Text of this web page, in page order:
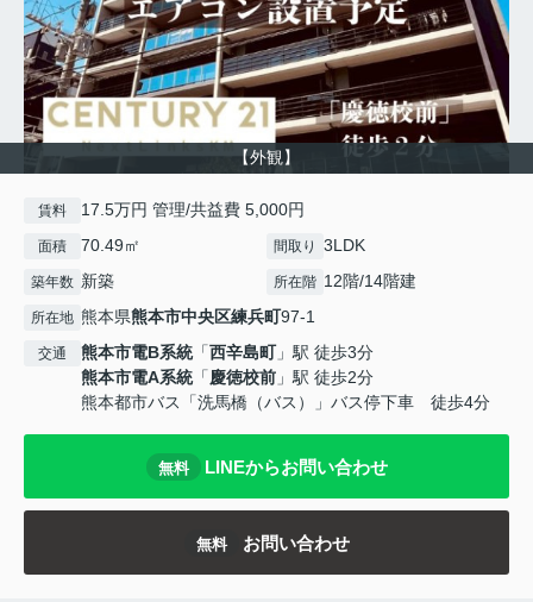
【外観】
賃料 17.5万円 管理/共益費 5,000円
面積 70.49㎡ 間取り 3LDK
築年数 新築 所在階 12階/14階建
所在地 熊本県熊本市中央区練兵町97-1
交通 熊本市電B系統「西辛島町」駅 徒歩3分
熊本市電A系統「慶徳校前 」駅 徒歩2分
熊本都市バス「洗馬橋（バス）」バス停下車 徒歩4分
無料 LINEからお問い合わせ
無料 お問い合わせ